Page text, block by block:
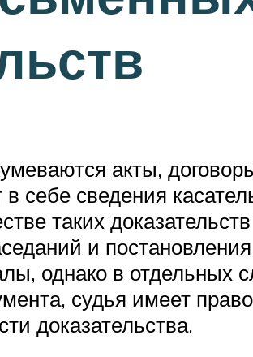
акты,
себе сведения
таких
и
однако в отдельных
судья имеет
доказательства.